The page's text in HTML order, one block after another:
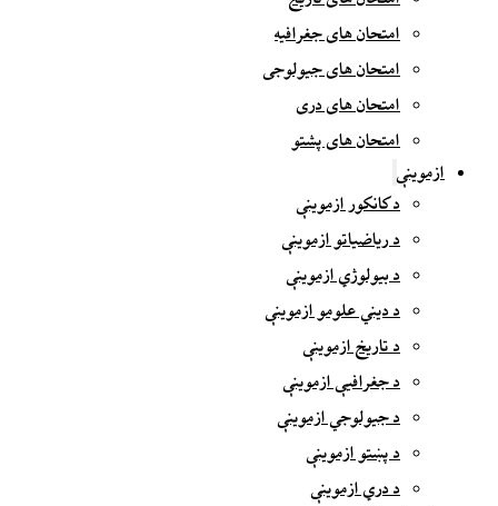
امتحان های جغرافیه
امتحان های جیولوجی
امتحان های دری
امتحان های پشتو
ازموینې
د کانکور ازموینې
د ریاضیاتو ازموینې
د بیولوژي ازموینې
د دیني علومو ازموینې
د تاریخ ازموینې
د جغرافیې ازموینې
د جیولوجي ازموینې
د پښتو ازموینې
د دري ازموینې